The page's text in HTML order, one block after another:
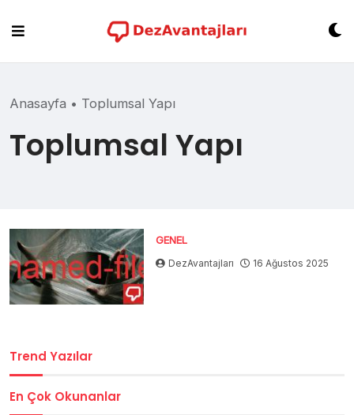
content
Anasayfa • Toplumsal Yapı
Toplumsal Yapı
GENEL
DezAvantajları 16 Ağustos 2025
Trend Yazılar
En Çok Okunanlar